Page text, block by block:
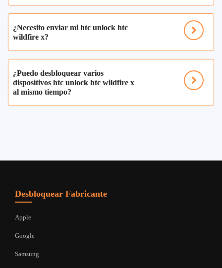
¿Necesito enviar mi htc unlock htc
wildfire x?
¿Puedo desbloquear varios
dispositivos htc unlock htc wildfire x
al mismo tiempo?
Desbloquear Fabricante
Apple
Google
Samsung